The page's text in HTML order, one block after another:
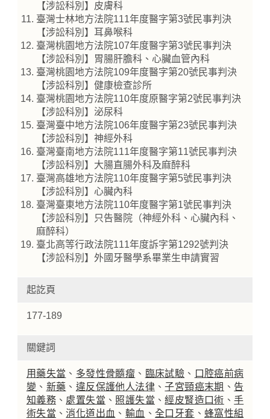
【涉訟科別】皮膚科
臺灣士林地方法院111年度醫字第3號民事判決
【涉訟科別】耳鼻喉科
臺灣桃園地方法院107年度醫字第3號民事判決
【涉訟科別】胃腸肝膽科、心臟血管內科
臺灣桃園地方法院109年度醫字第20號民事判決
【涉訟科別】健康檢查診所
臺灣桃園地方法院110年度原醫字第2號民事判決
【涉訟科別】泌尿科
臺灣臺中地方法院106年度醫字第23號民事判決
【涉訟科別】神經外科
臺灣臺南地方法院111年度醫字第11號民事判決
【涉訟科別】大腸直腸外科及麻醉科
臺灣高雄地方法院110年度醫字第5號民事判決
【涉訟科別】心臟內科
臺灣臺東地方法院110年度醫字第1號民事判決
【涉訟科別】只告醫院（神經外科、心臟內科、
麻醉科）
臺北高等行政法院111年度訴字第1292號判決
【涉訟科別】外國牙醫學系畢業生申請實習
起訖頁
177-189
關鍵詞
用藥失當 、 多發性骨髓瘤 、 臨床試驗 、 口腔癌前病
變 、 新藥 、 違反保護他人法律 、子宮頸癌末期 、 告
知義務 、 處置失當 、 照護失當 、經皮腎造口術 、手
術失當 、消化道出血 、 輸血 、全口牙套 、 蜂窩性組